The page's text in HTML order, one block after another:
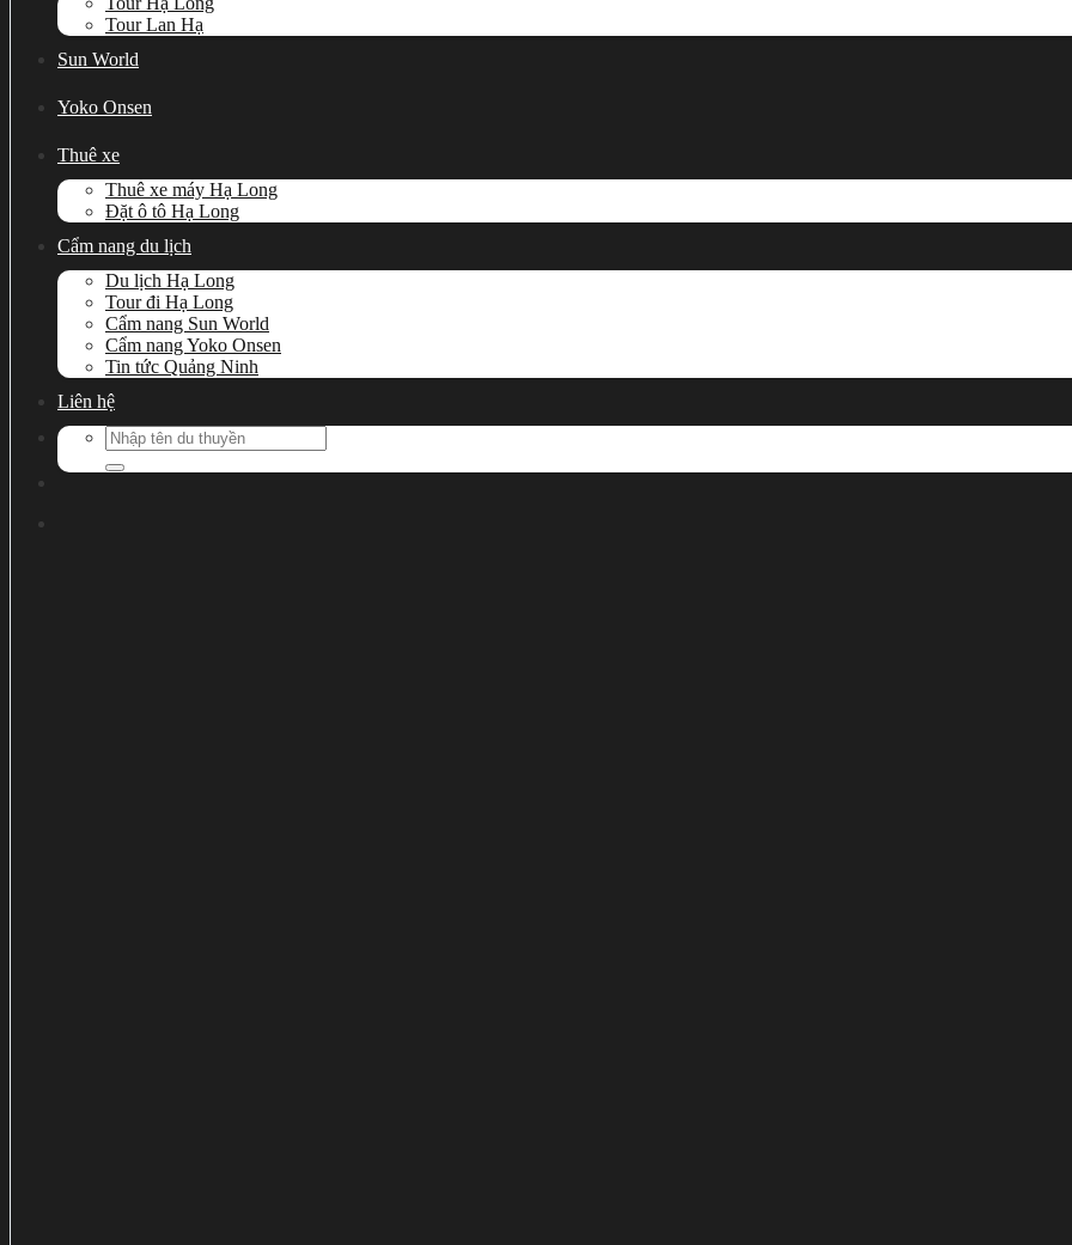
Tour Lan Hạ
Sun World
Yoko Onsen
Thuê xe
Thuê xe máy Hạ Long
Đặt ô tô Hạ Long
Cẩm nang du lịch
Du lịch Hạ Long
Tour đi Hạ Long
Cẩm nang Sun World
Cẩm nang Yoko Onsen
Tin tức Quảng Ninh
Liên hệ
Search
for: